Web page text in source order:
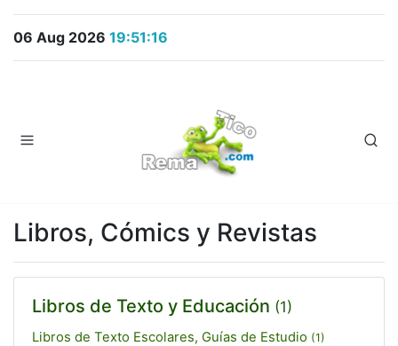
06 Aug 2026 19:51:16
Libros, Cómics y Revistas
Libros de Texto y Educación (1)
Libros de Texto Escolares, Guías de Estudio (1)